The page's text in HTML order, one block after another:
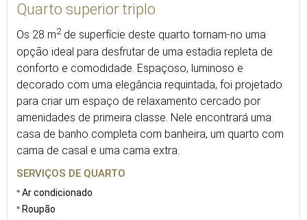
Quarto superior triplo
Os 28 m2de superfície deste quarto tornam-no uma
opção ideal para desfrutar de uma estadia repleta de
conforto e comodidade. Espaçoso, luminoso e
decorado com uma elegância requintada, foi projetado
para criar um espaço de relaxamento cercado por
amenidades de primeira classe. Nele encontrará uma
casa de banho completa com banheira, um quarto com
cama de casal e uma cama extra.
SERVIÇOS DE QUARTO
Ar condicionado
Roupão